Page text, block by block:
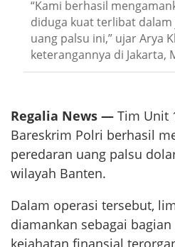
“Kami berhasil
diduga kuat terlibat
uang palsu ini,” ujar Arya
keterangannya di Jakarta,
Regalia News — Tim Unit
Bareskrim Polri berhasil
peredaran uang palsu
wilayah Banten.
Dalam operasi tersebut,
diamankan sebagai
kejahatan finansial